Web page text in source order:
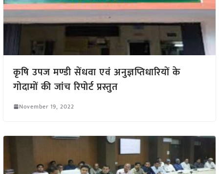
कृषि उपज मण्डी सेंधवा एवं अनुज्ञप्तिधारियों के
गोदामों की जांच रिपोर्ट प्रस्तुत
November 19, 2022